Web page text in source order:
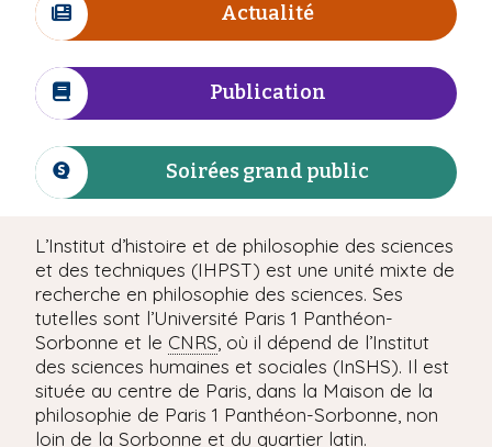
n
e
I
ô
n
e
Actualité
I
ô
n
e
Publication
I
n
e
Soirées grand public
L’Institut d’histoire et de philosophie des sciences
et des techniques (IHPST) est une unité mixte de
recherche en philosophie des sciences. Ses
tutelles sont l’Université Paris 1 Panthéon-
Sorbonne et le CNRS , où il dépend de l’Institut
des sciences humaines et sociales (InSHS). Il est
située au centre de Paris, dans la Maison de la
philosophie de Paris 1 Panthéon-Sorbonne, non
loin de la Sorbonne et du quartier latin.